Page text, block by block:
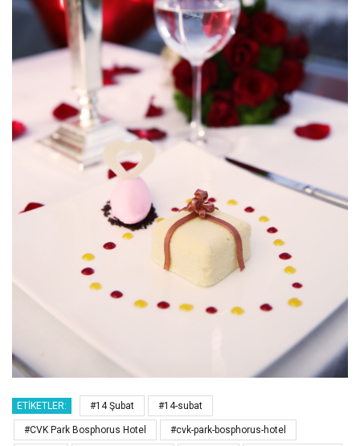
ETIKETLER: #14 Şubat #14-subat
#CVK Park Bosphorus Hotel #cvk-park-bosphorus-hotel